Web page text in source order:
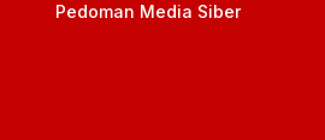
Pedoman Media Siber